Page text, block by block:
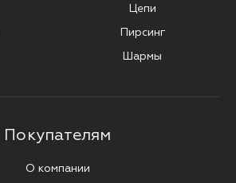
Цепи
Пирсинг
Шармы
Покупателям
О компании